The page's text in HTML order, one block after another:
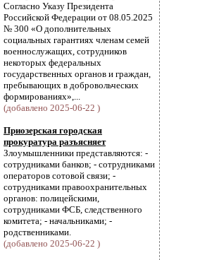
Согласно Указу Президента
Российской Федерации от 08.05.2025
№ 300 «О дополнительных
социальных гарантиях членам семей
военнослужащих, сотрудников
некоторых федеральных
государственных органов и граждан,
пребывающих в добровольческих
формированиях»,...
(добавлено 2025-06-22 )
Приозерская городская
прокуратура разъясняет
Злоумышленники представляются: -
сотрудниками банков; - сотрудниками
операторов сотовой связи; -
сотрудниками правоохранительных
органов: полицейскими,
сотрудниками ФСБ, следственного
комитета; - начальниками; -
родственниками.
(добавлено 2025-06-22 )